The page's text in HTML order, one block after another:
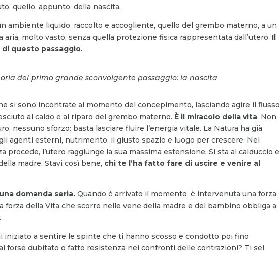
quello, appunto, della nascita.
ambiente liquido, raccolto e accogliente, quello del grembo materno, a un
molto vasto, senza quella protezione fisica rappresentata dall’utero. Il
di questo passaggio.
del primo grande sconvolgente passaggio: la nascita
si sono incontrate al momento del concepimento, lasciando agire il flusso
al caldo e al riparo del grembo materno. È il miracolo della vita. Non
nessuno sforzo: basta lasciare fluire l’energia vitale. La Natura ha già
agenti esterni, nutrimento, il giusto spazio e luogo per crescere. Nel
procede, l’utero raggiunge la sua massima estensione. Si sta al calduccio e
madre. Stavi così bene, chi te l’ha fatto fare di uscire e venire al
domanda seria. Quando è arrivato il momento, è intervenuta una forza
forza della Vita che scorre nelle vene della madre e del bambino obbliga a
iniziato a sentire le spinte che ti hanno scosso e condotto poi fino
forse dubitato o fatto resistenza nei confronti delle contrazioni? Ti sei